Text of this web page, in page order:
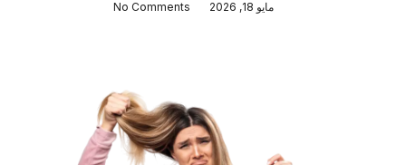
مايو 18, 2026 No Comments